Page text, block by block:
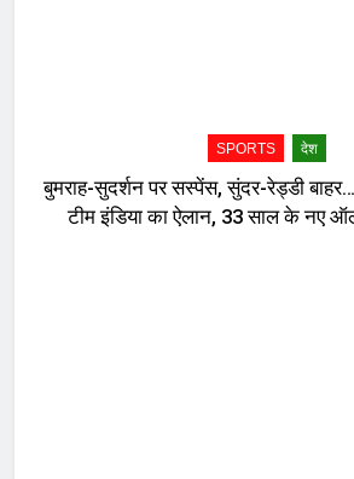
SPORTS देश
बुमराह-सुदर्शन पर सस्पेंस, सुंदर-रेड्डी
टीम इंडिया का ऐलान, 33 साल के नए